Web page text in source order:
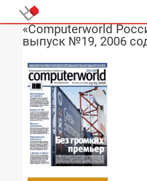
«Computerworld
выпуск №19, 2006